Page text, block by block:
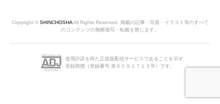
Copyright © SHINCHOSHAAll Rights Reserved. 掲載の記事・写真・イラスト等のすべて
のコンテンツの無断複写・転載を禁じます。
使用許諾を得た正規版配信サービスであることを示す
登録商標（登録番号 第６０９１７１３号）です。